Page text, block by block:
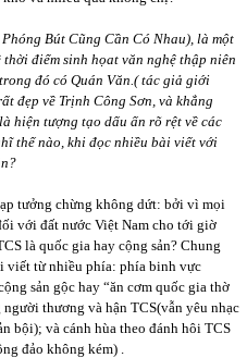
Bút Cũng Cần Có Nhau), là một
điểm sinh họat văn nghệ thập niên
đó có Quán Văn.( tác giả giới
đẹp về Trịnh Công Sơn, và khẳng
hiện tượng tạo dấu ấn rõ rệt về các
thế nào, khi đọc nhiều bài viết với
tưởng chừng không dứt: bởi vì mọi
với đất nước Việt Nam cho tới giờ
là quốc gia hay cộng sản? Chung
viết từ nhiều phía: phía binh vực
sản gộc hay “ăn cơm quốc gia thờ
thương và hận TCS(vẫn yêu nhạc
bội); và cánh hùa theo đánh hôi TCS
đảo không kém) .